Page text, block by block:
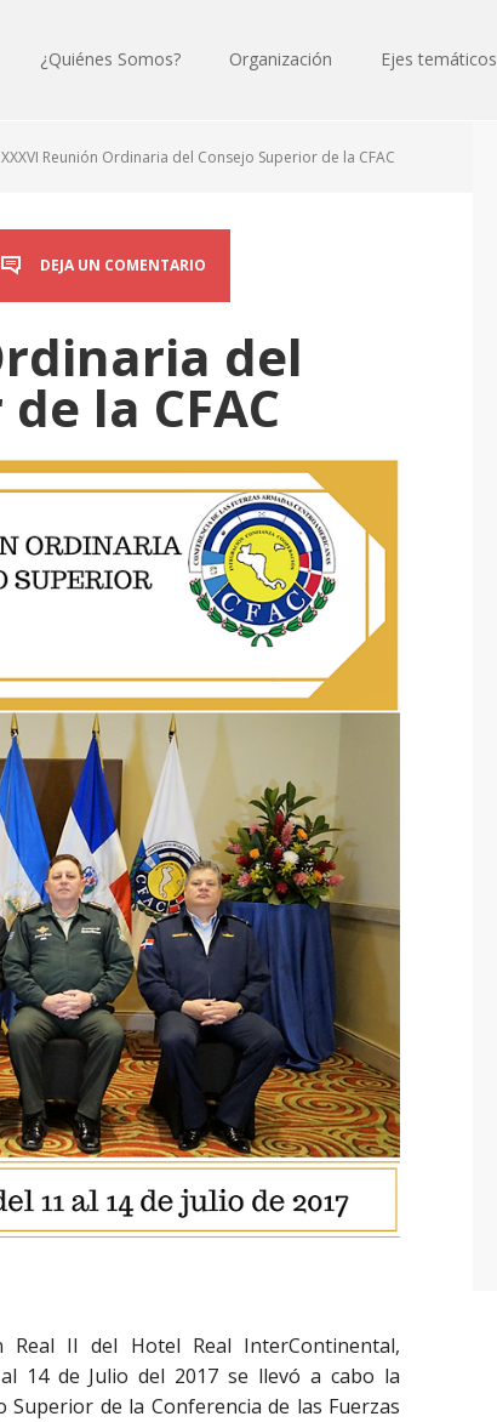
¿Quiénes Somos? Organización Ejes temáticos
XXXVI Reunión Ordinaria del Consejo Superior de la CFAC
DEJA UN COMENTARIO
del
la CFAC
II del Hotel Real InterContinental,
14 de Julio del 2017 se llevó a cabo la
de la Conferencia de las Fuerzas